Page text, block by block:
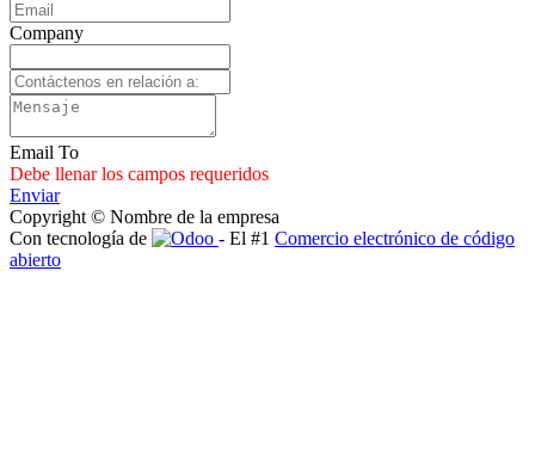
Company
Email To
Debe llenar los campos requeridos
Enviar
Copyright © Nombre de la empresa
Con tecnología de
- El #1 Comercio electrónico de código
abierto